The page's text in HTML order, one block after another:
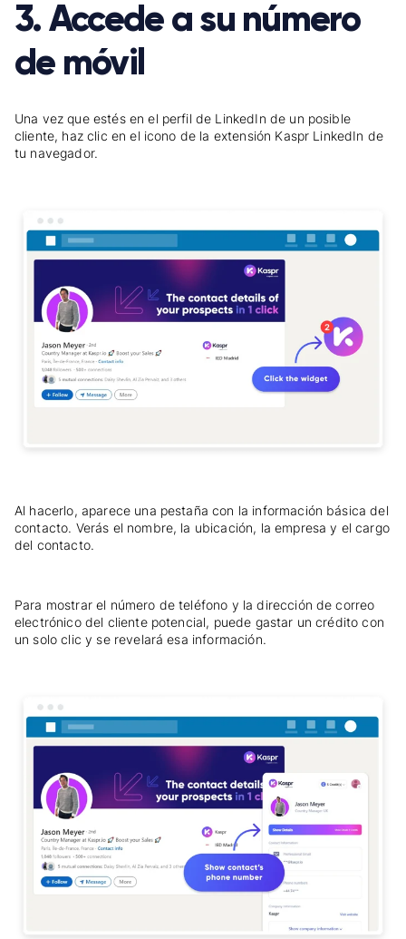
3. Accede a su número
de móvil
Una vez que estés en el perfil de LinkedIn de un posible
cliente, haz clic en el icono de la extensión Kaspr LinkedIn de
tu navegador.
Al hacerlo, aparece una pestaña con la información básica del
contacto. Verás el nombre, la ubicación, la empresa y el cargo
del contacto.
Para mostrar el número de teléfono y la dirección de correo
electrónico del cliente potencial, puede gastar un crédito con
un solo clic y se revelará esa información.